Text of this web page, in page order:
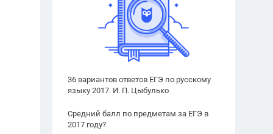
36 вариантов ответов ЕГЭ по русскому
языку 2017. И. П. Цыбулько
Средний балл по предметам за ЕГЭ в
2017 году?